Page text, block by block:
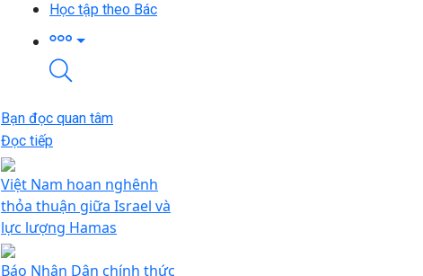
Học tập theo Bác
Bạn đọc quan tâm
Đọc tiếp
Việt Nam hoan nghênh
thỏa thuận giữa Israel và
lực lượng Hamas
Báo Nhân Dân chính thức